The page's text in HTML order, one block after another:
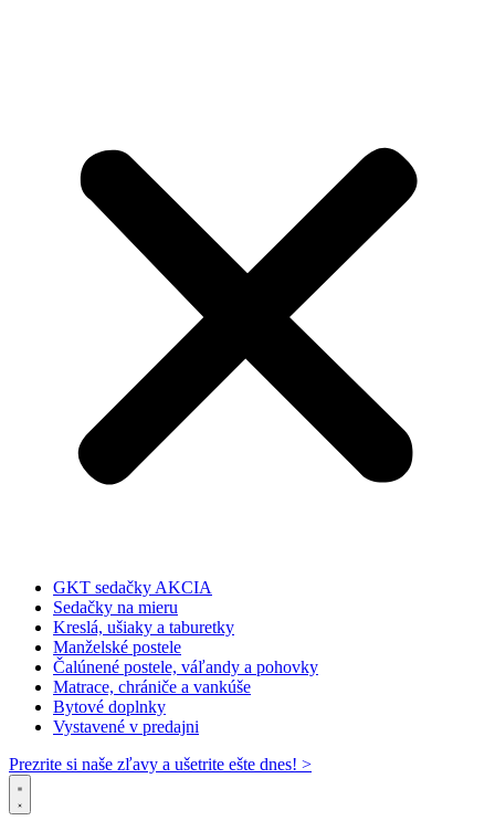
GKT sedačky AKCIA
Sedačky na mieru
Kreslá, ušiaky a taburetky
Manželské postele
Čalúnené postele, váľandy a pohovky
Matrace, chrániče a vankúše
Bytové doplnky
Vystavené v predajni
Prezrite si naše zľavy a ušetrite ešte dnes! >​